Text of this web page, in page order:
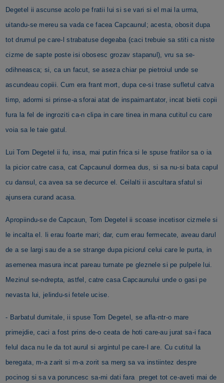
Degetel ii ascunse acolo pe fratii lui si se vari si el mai la urma,
uitandu-se mereu sa vada ce facea Capcaunul; acesta, obosit dupa
tot drumul pe care-l strabatuse degeaba (caci trebuie sa stiti ca niste
cizme de sapte poste isi obosesc grozav stapanul), vru sa se-
odihneasca; si, ca un facut, se aseza chiar pe pietroiul unde se
ascundeau copiii. Cum era frant mort, dupa ce-si trase sufletul catva
timp, adormi si prinse-a sforai atat de inspaimantator, incat bietii copii
fura la fel de ingroziti ca-n clipa in care tinea in mana cutitul cu care
voia sa le taie gatul.
Lui Tom Degetel ii fu, insa, mai putin frica si le spuse fratilor sa o ia
la picior catre casa, cat Capcaunul dormea dus, si sa nu-si bata capul
cu dansul, ca avea sa se decurce el. Ceilalti ii ascultara sfatul si
ajunsera curand acasa.
Apropiindu-se de Capcaun, Tom Degetel ii scoase incetisor cizmele si
le incalta el. Ii erau foarte mari; dar, cum erau fermecate, aveau darul
de a se largi sau de a se strange dupa piciorul celui care le purta, in
asemenea masura incat pareau turnate pe gleznele si pe pulpele lui.
Mezinul se-ndrepta, astfel, catre casa Capcaunului unde o gasi pe
nevasta lui, jelindu-si fetele ucise.
- Barbatul dumitale, ii spuse Tom Degetel, se afla-ntr-o mare
primejdie, caci a fost prins de-o ceata de hoti care-au jurat sa-i faca
felul daca nu le da tot aurul si argintul pe care-l are. Cu cutitul la
beregata, m-a zarit si m-a zorit sa merg sa va instiintez despre
pocinog si sa va poruncesc sa-mi dati fara preget tot ce-aveti mai de